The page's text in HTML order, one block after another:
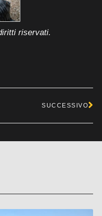
riservati.
SUCCESSIVO